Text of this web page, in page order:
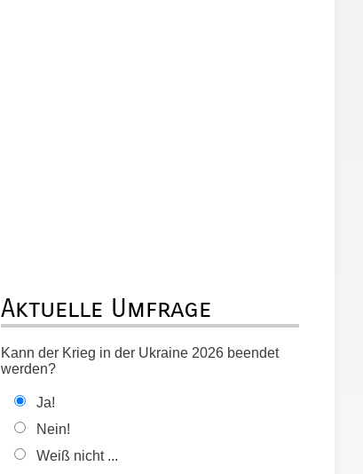
Aktuelle Umfrage
Kann der Krieg in der Ukraine 2026 beendet
werden?
Ja!
Nein!
Weiß nicht ...